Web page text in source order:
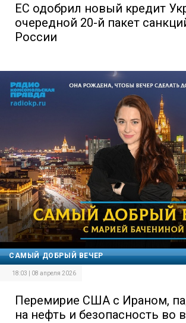
ЕС одобрил новый кредит
очередной 20-й пакет
России
САМЫЙ ДОБРЫЙ ВЕЧЕР
18:03 | 08 апреля 2026
Перемирие США с Ираном,
на нефть и безопасность во